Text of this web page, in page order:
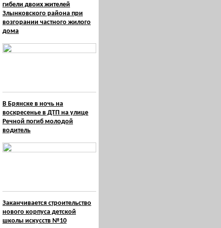
гибели двоих жителей
Злынковского района при
возгорании частного жилого
дома
В Брянске в ночь на
воскресенье в ДТП на улице
Речной погиб молодой
водитель
Заканчивается строительство
нового корпуса детской
школы искусств №10